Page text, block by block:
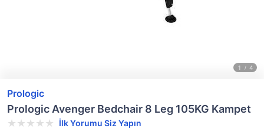
Prologic
Prologic Avenger Bedchair 8 Leg 105KG Kampet
İlk Yorumu Siz Yapın